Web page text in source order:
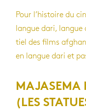
Pour l’his­toire du
langue dari, langue
tiel des films
en langue dari et
MAJASEMA
(LES